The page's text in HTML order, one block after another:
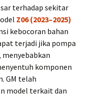
terhadap sekitar
Z06 (2023–2025)
kebocoran bahan
terjadi jika pompa
komponen
GM telah
model terkait dan